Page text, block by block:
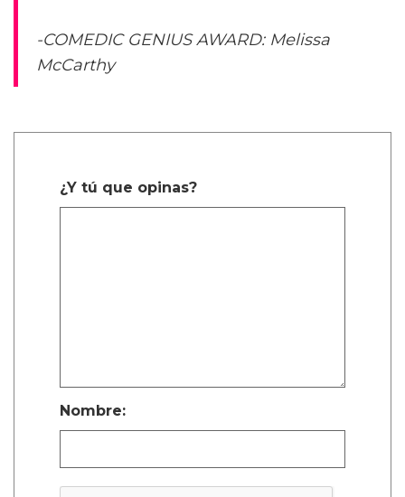
-COMEDIC GENIUS AWARD: Melissa
McCarthy
¿Y tú que opinas?
Nombre: